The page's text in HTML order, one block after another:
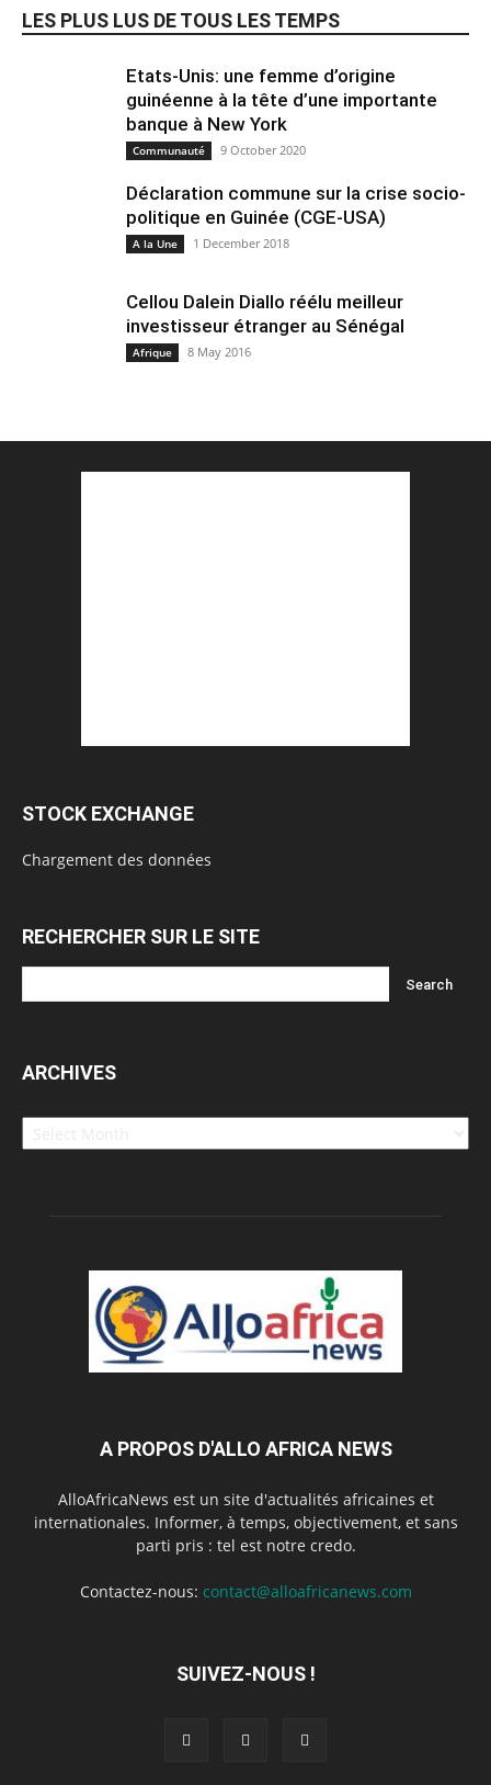
LES PLUS LUS DE TOUS LES TEMPS
Etats-Unis: une femme d’origine
guinéenne à la tête d’une importante
banque à New York
Communauté 9 October 2020
Déclaration commune sur la crise socio-
politique en Guinée (CGE-USA)
A la Une 1 December 2018
Cellou Dalein Diallo réélu meilleur
investisseur étranger au Sénégal
Afrique 8 May 2016
STOCK EXCHANGE
Chargement des données
RECHERCHER SUR LE SITE
ARCHIVES
Archives
A PROPOS D'ALLO AFRICA NEWS
AlloAfricaNews est un site d'actualités africaines et
internationales. Informer, à temps, objectivement, et sans
parti pris : tel est notre credo.
Contactez-nous: contact@alloafricanews.com
SUIVEZ-NOUS !